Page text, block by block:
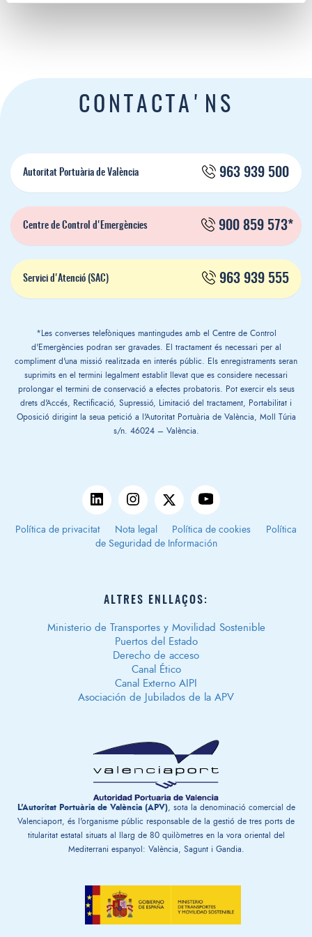
CONTACTA'NS
Autoritat Portuària de València 963 939 500
Centre de Control d'Emergències 900 859 573*
Servici d'Atenció (SAC) 963 939 555
*Les converses telefòniques mantingudes amb el Centre de Control
d'Emergències podran ser gravades. El tractament és necessari per al
compliment d'una missió realitzada en interés públic. Els enregistraments seran
suprimits en el termini legalment establit llevat que es considere necessari
prolongar el termini de conservació a efectes probatoris. Pot exercir els seus
drets d'Accés, Rectificació, Supressió, Limitació del tractament, Portabilitat i
Oposició dirigint la seua petició a l'Autoritat Portuària de València, Moll Túria
s/n. 46024 – València.
Política de privacitat Nota legal Política de cookies
Política
de Seguridad de Información
ALTRES ENLLAÇOS:
Ministerio de Transportes y Movilidad Sostenible
Puertos del Estado
Derecho de acceso
Canal Ético
Canal Externo AIPI
Asociación de Jubilados de la APV
L'Autoritat Portuària de València (APV), sota la denominació comercial de
Valenciaport, és l'organisme públic responsable de la gestió de tres ports de
titularitat estatal situats al llarg de 80 quilòmetres en la vora oriental del
Mediterrani espanyol: València, Sagunt i Gandia.